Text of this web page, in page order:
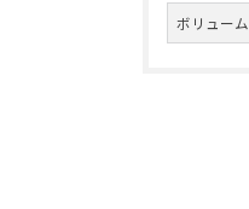
ボリューム